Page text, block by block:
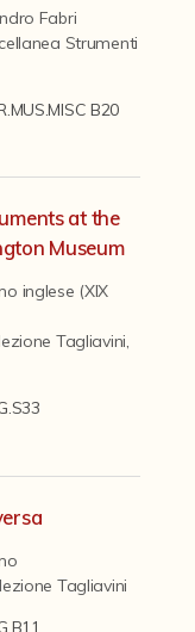
Fabri
Strumenti
B20
at the
Museum
inglese (XIX
Tagliavini,
Tagliavini